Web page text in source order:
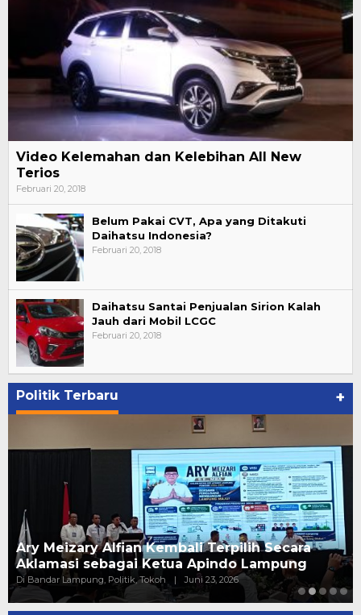
Video Kelemahan dan Kelebihan All New
Terios
Februari 20, 2018
Belum Pakai CVT, Apa yang Ditakuti
Daihatsu Indonesia?
Februari 20, 2018
Daihatsu Santai Penjualan Sirion Kalah
Jauh dari Mobil LCGC
Februari 20, 2018
Politik Terbaru +
Ary Meizary Alfian Kembali Terpilih Secara
Aklamasi sebagai Ketua Apindo Lampung
Di Bandar Lampung, Politik, Tokoh | Juni 23, 2026